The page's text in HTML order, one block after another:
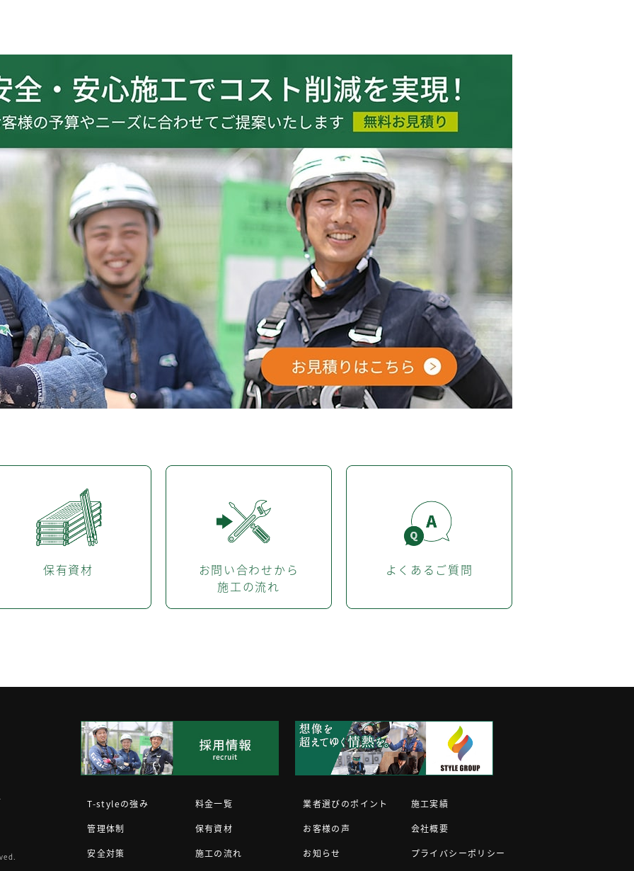
保有資材
お問い合わせから
施工の流れ
よくあるご質問
T-styleの強み 料金一覧 業者選びのポイント
施工実績
管理体制
保有資材 お客様の声
会社概要
安全対策
施工の流れ お知らせ プライバシーポリシー